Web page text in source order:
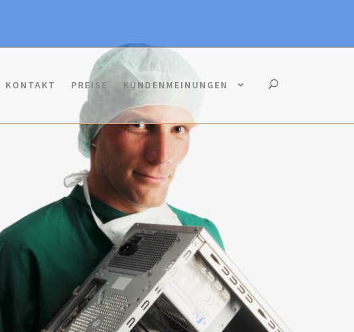
KONTAKT PREISE KUNDENMEINUNGEN